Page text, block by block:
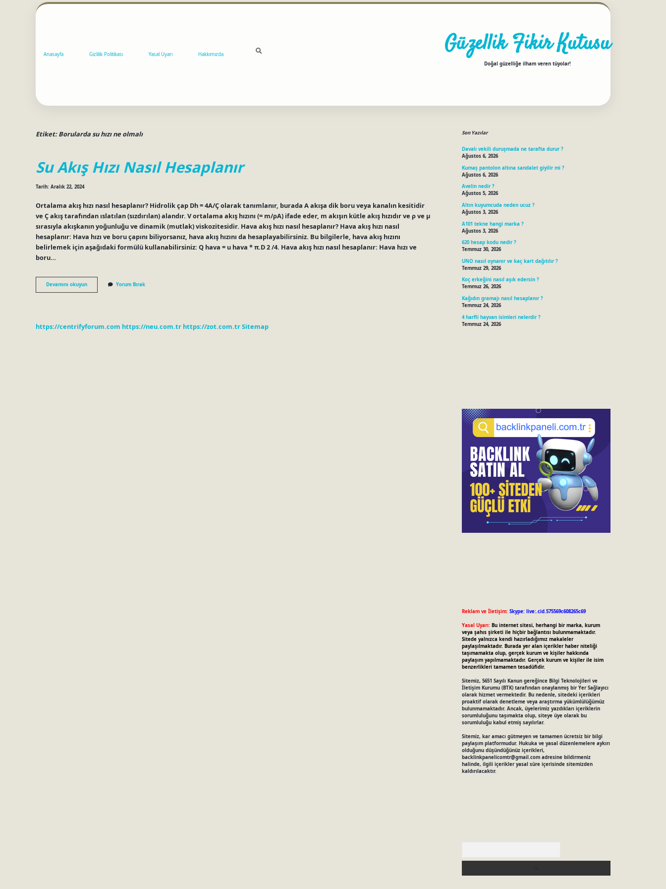
Anasayfa Gizlilik Politikası Yasal Uyarı Hakkımızda Güzellik Fikir Kutusu
Doğal güzelliğe ilham veren tüyolar!
Etiket:Borularda su hızı ne olmalı
Su Akış Hızı Nasıl Hesaplanır
Tarih: Aralık 22, 2024
Ortalama akış hızı nasıl hesaplanır? Hidrolik çap Dh = 4A/Ç olarak tanımlanır, burada A akışa dik boru veya kanalın kesitidir
ve Ç akış tarafından ıslatılan (sızdırılan) alandır. V ortalama akış hızını (= m/ρA) ifade eder, m akışın kütle akış hızıdır ve ρ ve μ
sırasıyla akışkanın yoğunluğu ve dinamik (mutlak) viskozitesidir. Hava akış hızı nasıl hesaplanır? Hava akış hızı nasıl
hesaplanır: Hava hızı ve boru çapını biliyorsanız, hava akış hızını da hesaplayabilirsiniz. Bu bilgilerle, hava akış hızını
belirlemek için aşağıdaki formülü kullanabilirsiniz: Q hava = u hava * π.D 2 /4. Hava akış hızı nasıl hesaplanır: Hava hızı ve
boru…
Devamını okuyunSu
Akış
Yorum Bırak
https://centrifyforum.com https://neu.com.tr https://zot.com.trSitemap
Son Yazılar
Davalı vekili duruşmada ne tarafta durur ?
Ağustos 6, 2026
Kumaş pantolon altına sandalet giyilir mi ?
Ağustos 6, 2026
Avelin nedir ?
Ağustos 5, 2026
Altın kuyumcuda neden ucuz ?
Ağustos 3, 2026
A101 tekne hangi marka ?
Ağustos 3, 2026
620 hesap kodu nedir ?
Temmuz 30, 2026
UNO nasıl oynanır ve kaç kart dağıtılır ?
Temmuz 29, 2026
Koç erkeğini nasıl aşık edersin ?
Temmuz 26, 2026
Kağıdın gramajı nasıl hesaplanır ?
Temmuz 24, 2026
4 harfli hayvan isimleri nelerdir ?
Temmuz 24, 2026
Reklam ve İletişim: Skype: live:.cid.575569c608265c69
Yasal Uyarı: Bu internet sitesi, herhangi bir marka, kurum
veya şahıs şirketi ile hiçbir bağlantısı bulunmamaktadır.
Sitede yalnızca kendi hazırladığımız makaleler
paylaşılmaktadır. Burada yer alan içerikler haber niteliği
taşımamakta olup, gerçek kurum ve kişiler hakkında
paylaşım yapılmamaktadır. Gerçek kurum ve kişiler ile isim
benzerlikleri tamamen tesadüfidir.
Sitemiz, 5651 Sayılı Kanun gereğince Bilgi Teknolojileri ve
İletişim Kurumu (BTK) tarafından onaylanmış bir Yer Sağlayıcı
olarak hizmet vermektedir. Bu nedenle, sitedeki içerikleri
proaktif olarak denetleme veya araştırma yükümlülüğümüz
bulunmamaktadır. Ancak, üyelerimiz yazdıkları içeriklerin
sorumluluğunu taşımakta olup, siteye üye olarak bu
sorumluluğu kabul etmiş sayılırlar.
Sitemiz, kar amacı gütmeyen ve tamamen ücretsiz bir bilgi
paylaşım platformudur. Hukuka ve yasal düzenlemelere aykırı
olduğunu düşündüğünüz içerikleri,
backlinkpanelicomtr@gmail.comadresine bildirmeniz
halinde, ilgili içerikler yasal süre içerisinde sitemizden
kaldırılacaktır.